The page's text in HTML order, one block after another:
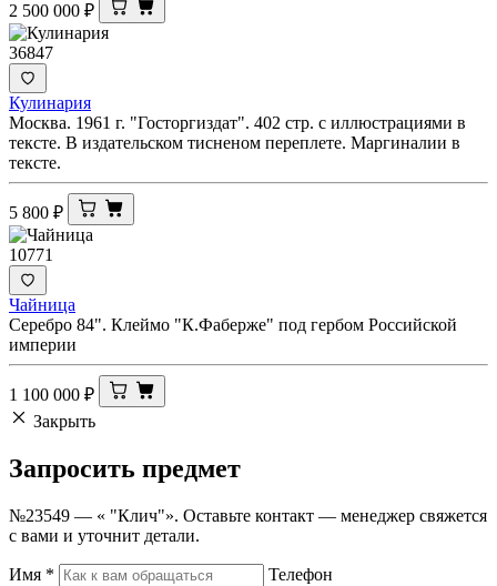
2 500 000 ₽
36847
Кулинария
Москва. 1961 г. "Госторгиздат". 402 стр. с иллюстрациями в
тексте. В издательском тисненом переплете. Маргиналии в
тексте.
5 800 ₽
10771
Чайница
Серебро 84". Клеймо "К.Фаберже" под гербом Российской
империи
1 100 000 ₽
Закрыть
Запросить предмет
№23549 — « "Клич"». Оставьте контакт — менеджер свяжется
с вами и уточнит детали.
Имя *
Телефон